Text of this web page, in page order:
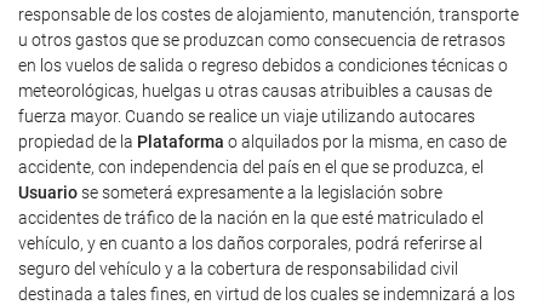
responsable de los costes de alojamiento, manutención, transporte
u otros gastos que se produzcan como consecuencia de retrasos
en los vuelos de salida o regreso debidos a condiciones técnicas o
meteorológicas, huelgas u otras causas atribuibles a causas de
fuerza mayor. Cuando se realice un viaje utilizando autocares
propiedad de la Plataforma o alquilados por la misma, en caso de
accidente, con independencia del país en el que se produzca, el
Usuariose someterá expresamente a la legislación sobre
accidentes de tráfico de la nación en la que esté matriculado el
vehículo, y en cuanto a los daños corporales, podrá referirse al
seguro del vehículo y a la cobertura de responsabilidad civil
destinada a tales fines, en virtud de los cuales se indemnizará a los